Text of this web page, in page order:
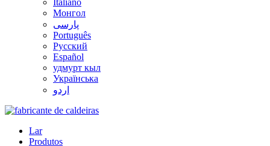
Italiano
Монгол
پارسی
Português
Русский
Español
удмурт кыл
Українська
اردو
Lar
Produtos